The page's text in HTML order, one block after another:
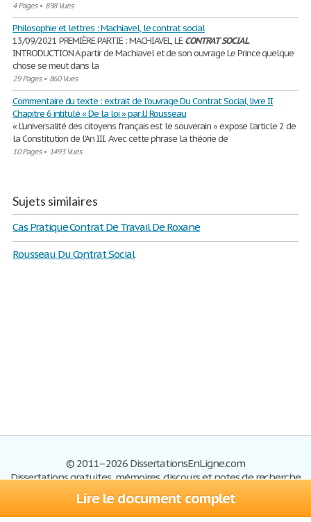
Lire le document complet
4 Pages• 898 Vues
Philosophie et lettres : Machiavel, le contrat social
13/09/2021 PREMIÈRE PARTIE : MACHIAVEL, LECONTRATSOCIAL
INTRODUCTION A partir de Machiavel et de son ouvrage Le Prince quelque
chose se meut dans la
29 Pages• 860 Vues
Commentaire du texte : extrait de l’ouvrage Du Contrat Social, livre II
Chapitre 6 intitulé « De la loi » par J.J Rousseau
« L’universalité des citoyens français est le souverain » expose l’article 2 de
la Constitution de l’An III. Avec cette phrase la théorie de
10 Pages• 1493 Vues
Sujets similaires
Cas Pratique Contrat De Travail De Roxane
Rousseau Du Contrat Social
© 2011–2026 DissertationsEnLigne.com
Dissertations gratuites, mémoires, discours et notes de recherche